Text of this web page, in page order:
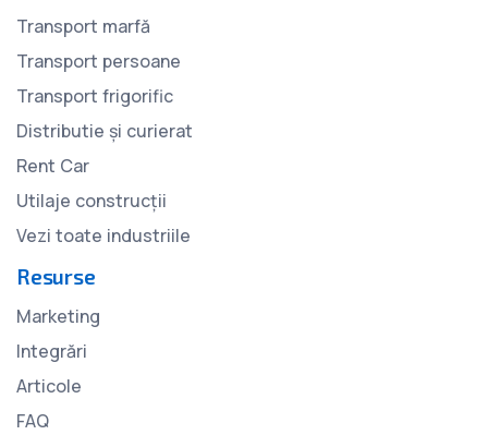
Transport marfă
Transport persoane
Transport frigorific
Distributie și curierat
Rent Car
Utilaje construcții
Vezi toate industriile
Resurse
Marketing
Integrări
Articole
FAQ